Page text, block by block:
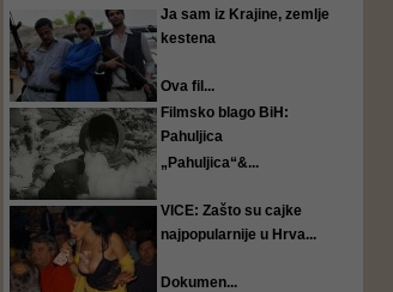
Ja sam iz Krajine, zemlje
kestena
Ova fil...
Filmsko blago BiH:
Pahuljica
„Pahuljica“&...
VICE: Zašto su cajke
najpopularnije u Hrva...
Dokumen...